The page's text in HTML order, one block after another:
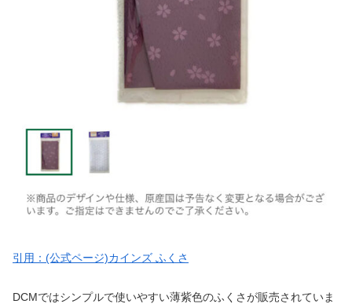
引用：(公式ページ)カインズ ふくさ
DCMではシンプルで使いやすい薄紫色のふくさが販売されていま